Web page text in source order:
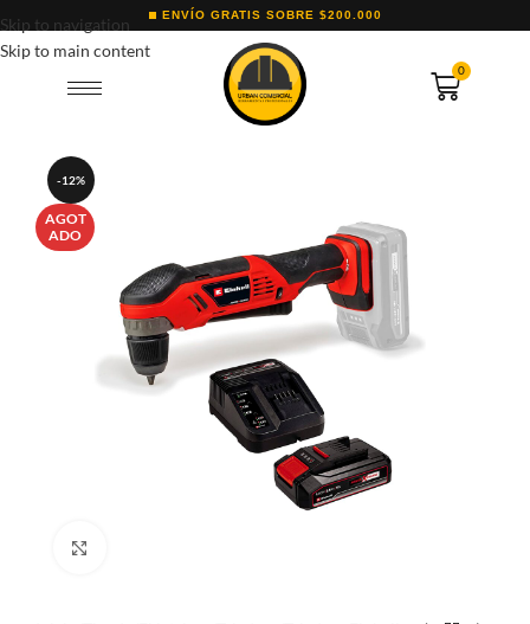
Skip to navigation
Skip to main content
ENVÍO GRATIS SOBRE $200.000
0
-12%
AGOT
ADO